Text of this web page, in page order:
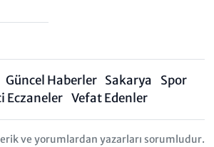
Güncel Haberler Sakarya
Spor
Eczaneler Vefat Edenler
ve yorumlardan yazarları sorumludur.